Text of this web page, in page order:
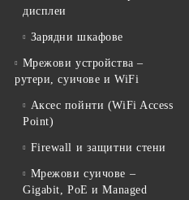
дисплеи
Зарядни шкафове
Мрежови устройства –
рутери, суичове и WiFi
Аксес пойнти (WiFi Access
Point)
Firewall и защитни стени
Мрежови суичове –
Gigabit, PoE и Managed